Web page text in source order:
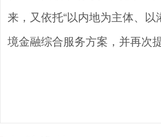
来，又依托“以内地为主体、
境金融综合服务方案，并再次